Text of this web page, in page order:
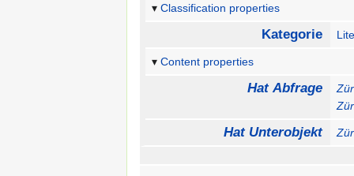
Classification properties
Kategorie
Content properties
Hat Abfrage
Hat Unterobjekt